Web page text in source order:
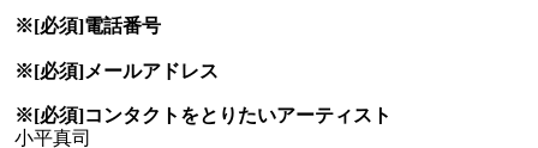
※[必須]電話番号
※[必須]メールアドレス
※[必須]コンタクトをとりたいアーティスト